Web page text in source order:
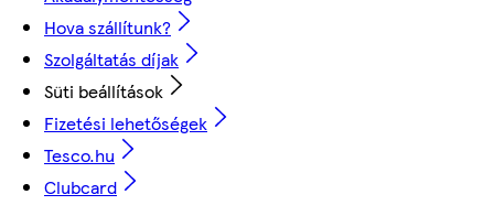
Hova szállítunk?
Szolgáltatás díjak
Süti beállítások
Fizetési lehetőségek
Tesco.hu
Clubcard